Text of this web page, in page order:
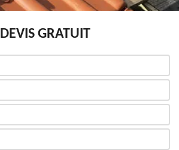
DEVIS GRATUIT